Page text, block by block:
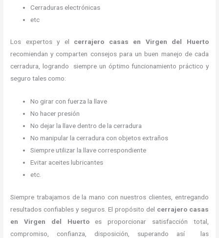
Cerraduras electrónicas
etc
Los expertos y el cerrajero casas en Virgen del Huerto
recomiendan y comparten consejos para un buen manejo de cada
cerradura, logrando siempre un óptimo funcionamiento práctico y
seguro tales como:
No girar con fuerza la llave
No hacer presión
No dejar la llave dentro de la cerradura
No manipular la cerradura con objetos extraños
Siempre utilizar la llave correspondiente
Evitar aceites lubricantes
etc.
Siempre trabajamos de la mano con nuestros clientes, entregando
resultados confiables y seguros. El propósito del cerrajero casas
en Virgen del Huertoes proporcionar satisfacción total,
compromiso, confianza, disposición, superando así las